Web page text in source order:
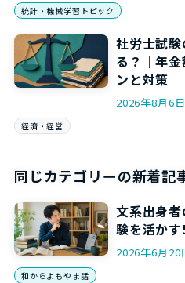
統計・機械学習トピック
社労士試
る？｜年
ンと対策
2026年8月6日
経済・経営
同じカテゴリーの新着記
文系出身
験を活か
2026年6月20
和からよもやま話